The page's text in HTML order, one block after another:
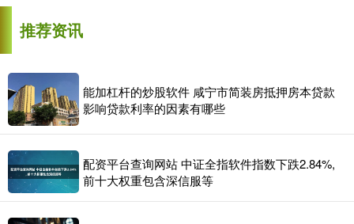
推荐资讯
能加杠杆的炒股软件 咸宁市简装房抵押房本贷款
影响贷款利率的因素有哪些
配资平台查询网站 中证全指软件指数下跌2.84%,
前十大权重包含深信服等